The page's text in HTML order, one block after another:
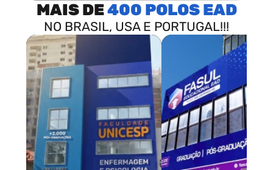
MAIS DE400 POLOS
NO BRASIL, USA E PORTUGAL!!!